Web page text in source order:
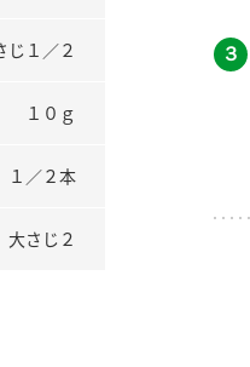
じ１／２
１０ｇ
１／２本
大さじ２
３